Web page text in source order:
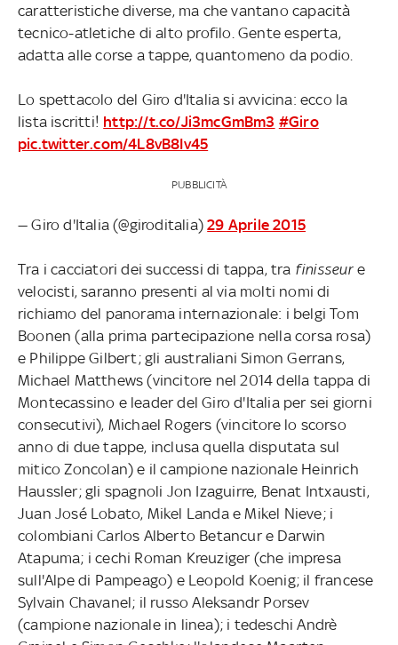
caratteristiche diverse, ma che vantano capacità
tecnico-atletiche di alto profilo. Gente esperta,
adatta alle corse a tappe, quantomeno da podio.
Lo spettacolo del Giro d'Italia si avvicina: ecco la
lista iscritti! http://t.co/Ji3mcGmBm3 #Giro
pic.twitter.com/4L8vB8Iv45
PUBBLICITÀ
— Giro d'Italia (@giroditalia)29 Aprile 2015
Tra i cacciatori dei successi di tappa, tra finisseure
velocisti, saranno presenti al via molti nomi di
richiamo del panorama internazionale: i belgi Tom
Boonen (alla prima partecipazione nella corsa rosa)
e Philippe Gilbert; gli australiani Simon Gerrans,
Michael Matthews (vincitore nel 2014 della tappa di
Montecassino e leader del Giro d'Italia per sei giorni
consecutivi), Michael Rogers (vincitore lo scorso
anno di due tappe, inclusa quella disputata sul
mitico Zoncolan) e il campione nazionale Heinrich
Haussler; gli spagnoli Jon Izaguirre, Benat Intxausti,
Juan José Lobato, Mikel Landa e Mikel Nieve; i
colombiani Carlos Alberto Betancur e Darwin
Atapuma; i cechi Roman Kreuziger (che impresa
sull'Alpe di Pampeago) e Leopold Koenig; il francese
Sylvain Chavanel; il russo Aleksandr Porsev
(campione nazionale in linea); i tedeschi Andrè